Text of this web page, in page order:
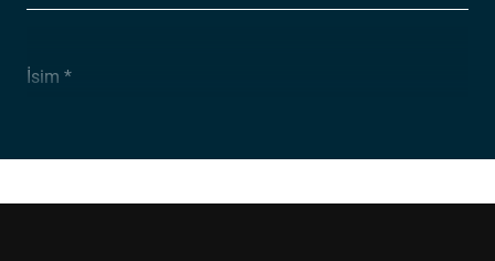
İsim *
Soyadı *